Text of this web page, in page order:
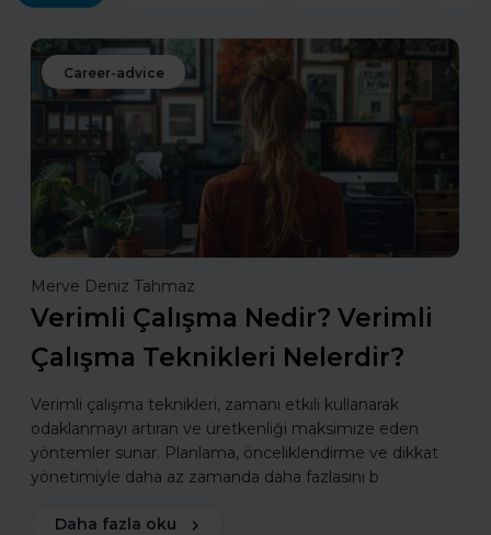
Career-advice
Merve Deniz Tahmaz
Verimli Çalışma Nedir? Verimli
Çalışma Teknikleri Nelerdir?
Verimli çalışma teknikleri, zamanı etkili kullanarak
odaklanmayı artıran ve üretkenliği maksimize eden
yöntemler sunar. Planlama, önceliklendirme ve dikkat
yönetimiyle daha az zamanda daha fazlasını b
Daha fazla oku